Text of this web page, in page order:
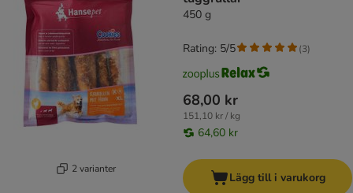
2 varianter
450 g
68,00 kr
151,10 kr / kg
64,60 kr
Rating: 5/5 (3)
Lägg till i varukorg